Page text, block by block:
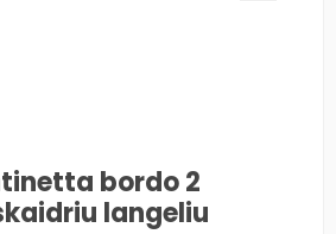
bordo 2
langeliu